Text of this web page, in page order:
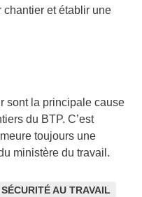
chantier et établir une
sont la principale cause
du BTP. C’est
toujours une
ministère du travail.
AU TRAVAIL